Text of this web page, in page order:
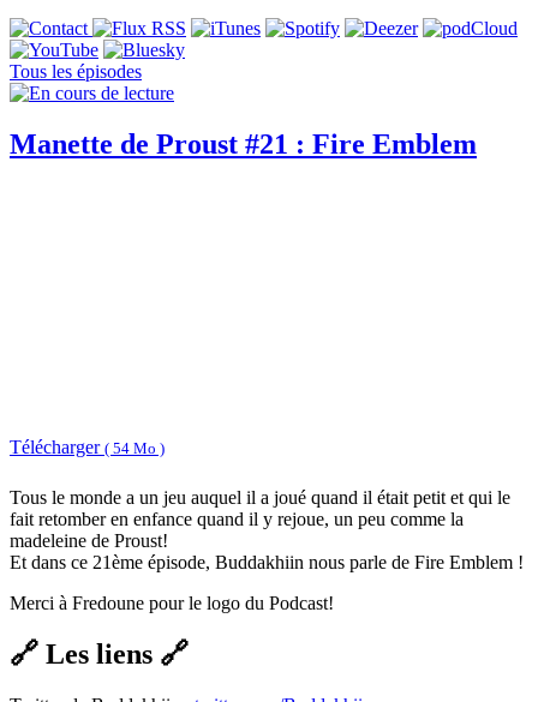
Tous les épisodes
Manette de Proust #21 : Fire Emblem
Télécharger ( 54 Mo )
Tous le monde a un jeu auquel il a joué quand il était petit et qui le
fait retomber en enfance quand il y rejoue, un peu comme la
madeleine de Proust!
Et dans ce 21ème épisode, Buddakhiin nous parle de Fire Emblem !
Merci à Fredoune pour le logo du Podcast!
🔗 Les liens 🔗